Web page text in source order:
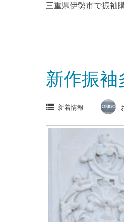
三重県伊勢市で振袖
新作振袖
新着情報